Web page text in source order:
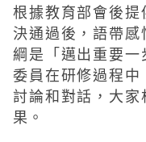
根據教育部會後
決通過後，語帶
綱是「邁出重要
委員在研修過程
討論和對話，大
果。